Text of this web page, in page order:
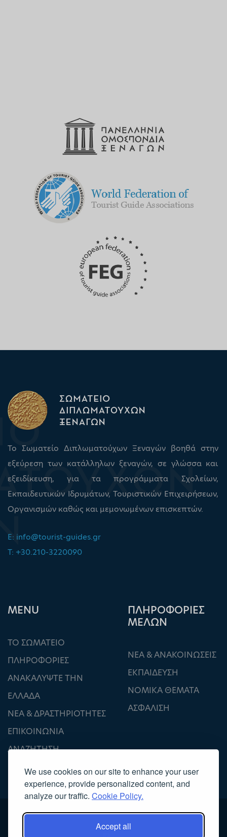
We use cookies on our site to enhance your user
experience, provide personalized content, and
analyze our traffic. Cookie Policy.
Accept all
Το Σωματείο Διπλωματούχων Ξεναγών βοηθά στην
εξεύρεση των κατάλληλων ξεναγών, σε γλώσσα και
εξειδίκευση, για τα προγράμματα Σχολείων,
Εκπαιδευτικών Ιδρυμάτων, Τουριστικών Επιχειρήσεων,
Οργανισμών καθώς και μεμονωμένων επισκεπτών.
E: info@tourist-guides.gr
T: +30.210-3220090
ΜΕΝU
ΤΟ ΣΩΜΑΤΕΙΟ
ΠΛΗΡΟΦΟΡΙΕΣ
ΑΝΑΚΑΛΥΨΤΕ ΤΗΝ
ΕΛΛΑΔΑ
ΝΕΑ & ΔΡΑΣΤΗΡΙΟΤΗΤΕΣ
ΕΠΙΚΟΙΝΩΝΙΑ
ΑΝΑΖΗΤΗΣΗ
ΠΛΗΡΟΦΟΡΙΕΣ
ΜΕΛΩΝ
ΝΕΑ & ΑΝΑΚΟΙΝΩΣΕΙΣ
ΕΚΠΑΙΔΕΥΣΗ
ΝΟΜΙΚΑ ΘΕΜΑΤΑ
ΑΣΦΑΛΙΣΗ